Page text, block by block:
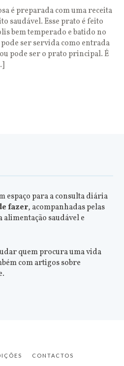
é preparada com uma receita
saudável. Esse prato é feito
bem temperado e batido no
ser servida como entrada
pode ser o prato principal. É
espaço para a consulta diária
fazer, acompanhadas pelas
saudável e
quem procura uma vida
com artigos sobre
CONTACTOS